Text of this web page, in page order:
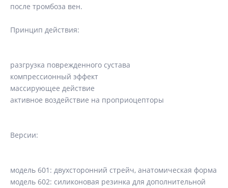
после тромбоза вен.
Принцип действия:
разгрузка поврежденного сустава
компрессионный эффект
массирующее действие
активное воздействие на проприоцепторы
Версии:
модель 601: двухсторонний стрейч, анатомическая форма
модель 602: силиконовая резинка для дополнительной